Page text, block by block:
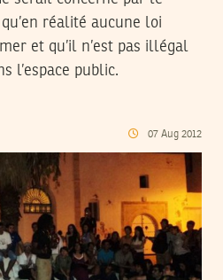
réalité aucune loi
et qu’il n’est pas illégal
l’espace public.
07 Aug 2012